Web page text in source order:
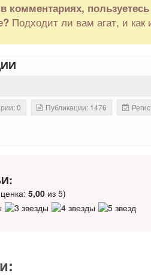
комментариях,
Подходит ли вам агат, и как
0 Публикации: 1476
5,00из 5)